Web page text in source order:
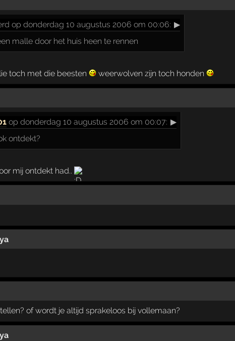
op donderdag 10 augustus 2006 om 00:06: ▶
malle door het huis heen te rennen
toch met die beesten weerwolven zijn toch honden
op donderdag 10 augustus 2006 om 00:07: ▶
ontdekt?
mij ontdekt had..
of wordt je altijd sprakeloos bij vollemaan?